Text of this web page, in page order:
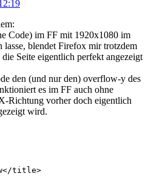
Code) im FF mit 1920x1080 im
lasse, blendet Firefox mir trotzdem
Seite eigentlich perfekt angezeigt
den (und nur den) overflow-y des
es im FF auch ohne
Richtung vorher doch eigentlich
wird.